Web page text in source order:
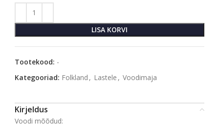
LISA KORVI
Tootekood: -
Kategooriad: Folkland , Lastele , Voodimaja
Kirjeldus
Voodi mõõdud: